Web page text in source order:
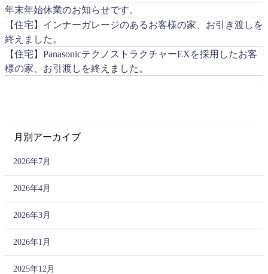
年末年始休業のお知らせです。
【住宅】インナーガレージのあるお客様の家、お引き渡しを
終えました。
【住宅】PanasonicテクノストラクチャーEXを採用したお客
様の家、お引渡しを終えました。
月別アーカイブ
2026年7月
2026年4月
2026年3月
2026年1月
2025年12月